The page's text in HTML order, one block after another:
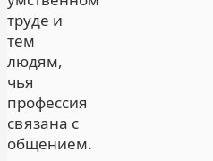
труде и
тем
людям,
чья
профессия
связана с
общением.